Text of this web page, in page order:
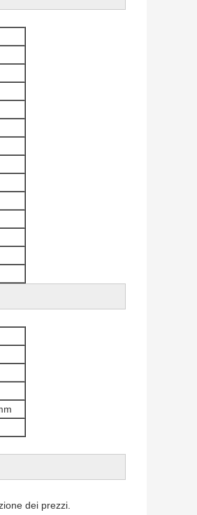
dei prezzi.